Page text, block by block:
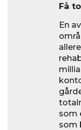
Få
En
som
som